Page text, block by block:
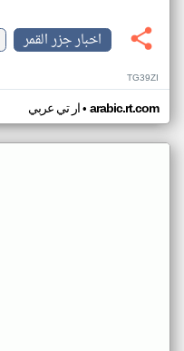
اخبار جزر القمر
TG39ZI
ار تي عربي• arabic.rt.com